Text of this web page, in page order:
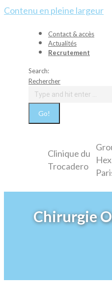
Contenu en pleine largeur
Contact & accès
Actualités
Recrutement
Search:
Rechercher
Clinique du
Trocadero
Chirurgie